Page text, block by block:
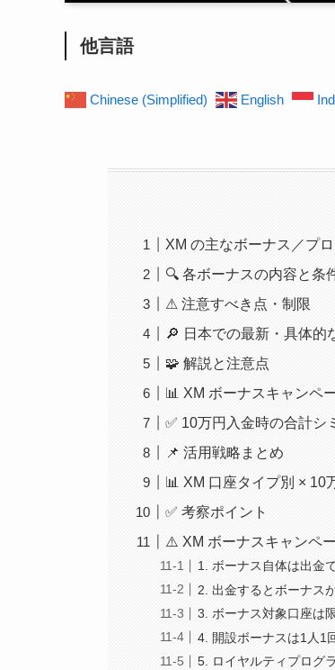
他言語
Chinese (Simplified) English
XM の主なボーナス／プ
🔍 各ボーナスの内容と条
⚠ 注意すべき点・制限
🔎 日本での最新・具体的
🧩 解説と注意点
📊 XM ボーナスキャンペ
✅ 10万円入金時の合計シ
📌 活用戦略まとめ
📊 XM 口座タイプ別 × 10
✅ 考察ポイント
⚠️ XM ボーナスキャンペ
1. ボーナス自体は出金
2. 出金するとボーナス
3. ボーナス対象口座は
4. 開設ボーナスは1人1
5. ロイヤルティプログ